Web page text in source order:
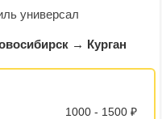
универсал
→ Курган
1000 - 1500 ₽